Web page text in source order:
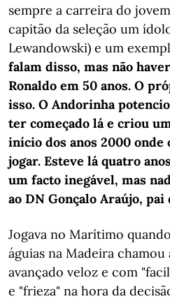
sempre a carreira do
capitão da seleção um
Lewandowski) e um
falam disso, mas não
Ronaldo em 50 anos. O
isso. O Andorinha
ter começado lá e criou
início dos anos 2000 onde
jogar. Esteve lá quatro
um facto inegável, mas
ao DN Gonçalo Araújo,
Jogava no Marítimo
águias na Madeira chamou
avançado veloz e com
e "frieza" na hora da